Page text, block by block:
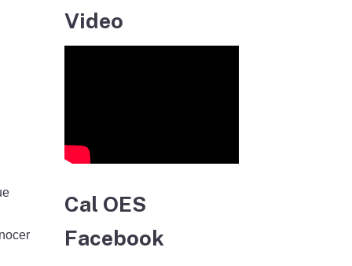
Video
Cal OES
Facebook